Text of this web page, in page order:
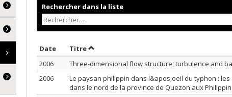
Rechercher dans la liste
Date Trier par date en ordre décroissant
TitreTrier par titre en ordre décroissant
2006
Three-dimensional flow structure, turbulence and
2006
Le paysan philippin dans l&apos;oeil du typhon :
dans le nord de la province de Quezon aux